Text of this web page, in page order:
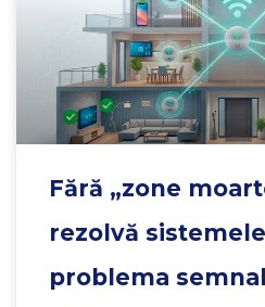
Fără „zone
rezolvă
problema